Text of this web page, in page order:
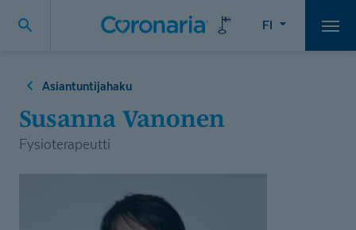
FI
Asiantuntijahaku
Susanna Vanonen
Fysioterapeutti